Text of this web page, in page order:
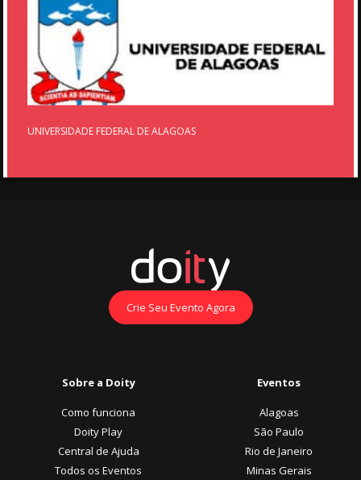
UNIVERSIDADE FEDERAL DE ALAGOAS
Crie Seu Evento Agora
Sobre a Doity
Como funciona
Doity Play
Central de Ajuda
Todos os Eventos
Eventos
Alagoas
São Paulo
Rio de Janeiro
Minas Gerais